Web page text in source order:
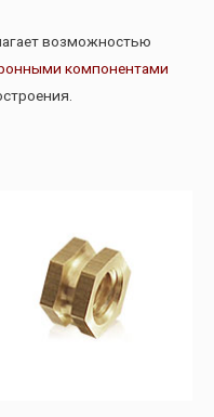
возможностью
компонентами